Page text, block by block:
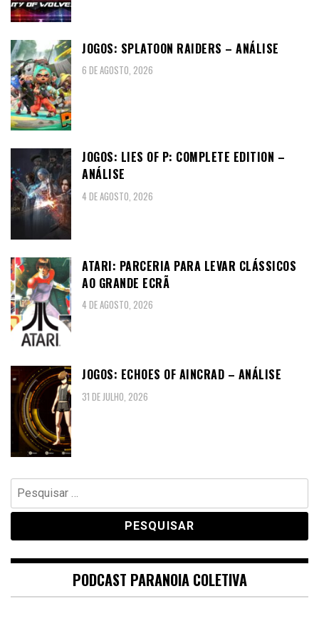
JOGOS: SPLATOON RAIDERS – ANÁLISE
6 DE AGOSTO, 2026
JOGOS: LIES OF P: COMPLETE EDITION –
ANÁLISE
4 DE AGOSTO, 2026
ATARI: PARCERIA PARA LEVAR CLÁSSICOS
AO GRANDE ECRÃ
4 DE AGOSTO, 2026
JOGOS: ECHOES OF AINCRAD – ANÁLISE
31 DE JULHO, 2026
Pesquisar
por:
PODCAST PARANOIA COLETIVA